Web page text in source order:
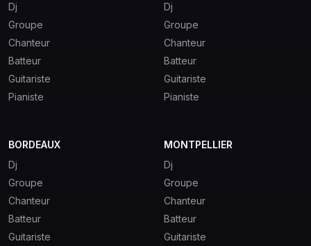
Dj
Groupe
Chanteur
Batteur
Guitariste
Pianiste
Dj
Groupe
Chanteur
Batteur
Guitariste
Pianiste
BORDEAUX
Dj
Groupe
Chanteur
Batteur
Guitariste
MONTPELLIER
Dj
Groupe
Chanteur
Batteur
Guitariste